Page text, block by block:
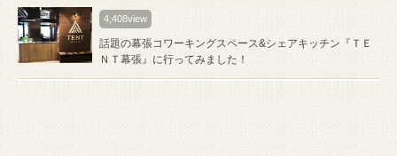
4,408view
話題の幕張コワーキングスペース&シェアキッチン『ＴＥ
ＮＴ幕張』に行ってみました！